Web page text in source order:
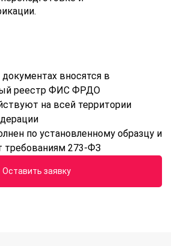
вносятся в
реестр ФИС ФРДО
на всей территории
по установленному образцу и
требованиям 273-ФЗ
Оставить заявку